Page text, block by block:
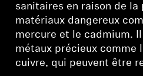
sanitaires en raison de la
matériaux dangereux
mercure et le cadmium.
métaux précieux comme
cuivre, qui peuvent être